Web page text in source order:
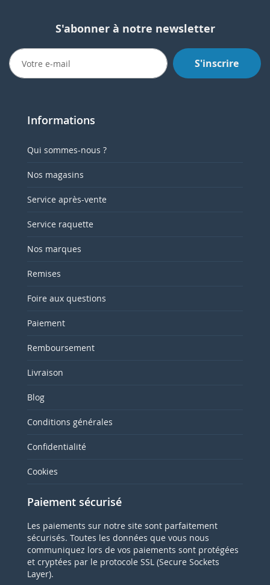
S'abonner à notre newsletter
S'inscrire
Informations
Qui sommes-nous ?
Nos magasins
Service après-vente
Service raquette
Nos marques
Remises
Foire aux questions
Paiement
Remboursement
Livraison
Blog
Conditions générales
Confidentialité
Cookies
Paiement sécurisé
Les paiements sur notre site sont parfaitement
sécurisés. Toutes les données que vous nous
communiquez lors de vos paiements sont protégées
et cryptées par le protocole SSL (Secure Sockets
Layer).